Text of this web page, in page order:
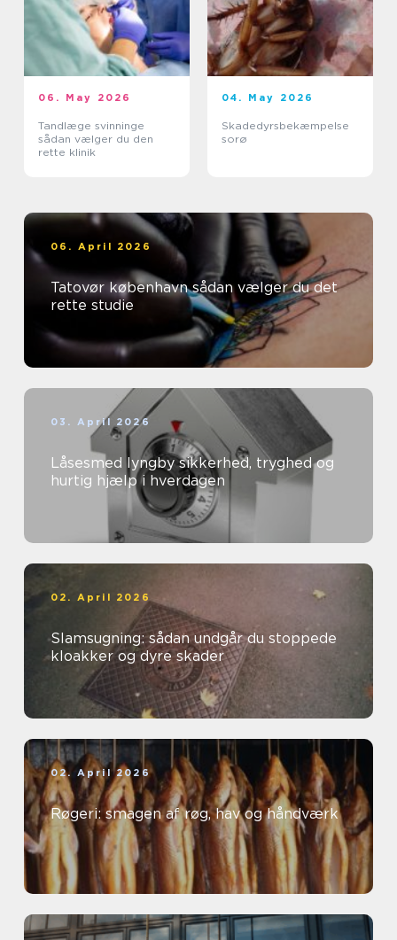
06. May 2026
Tandlæge svinninge
sådan vælger du den
rette klinik
04. May 2026
Skadedyrsbekæmpelse
sorø
06. April 2026
Tatovør københavn sådan vælger du det
rette studie
03. April 2026
Låsesmed lyngby sikkerhed, tryghed og
hurtig hjælp i hverdagen
02. April 2026
Slamsugning: sådan undgår du stoppede
kloakker og dyre skader
02. April 2026
Røgeri: smagen af røg, hav og håndværk